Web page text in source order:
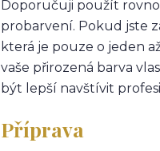
Doporučuji použít
probarvení. Pokud jste
která je pouze o jeden
vaše přirozená barva
být lepší navštívit
Příprava